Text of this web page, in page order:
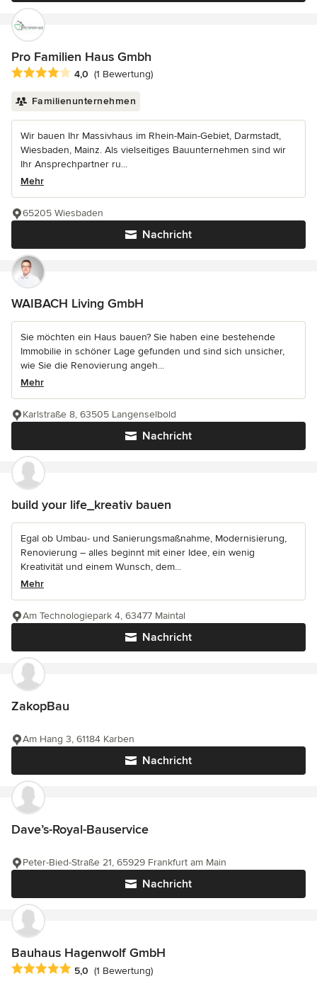
Pro Familien Haus Gmbh
Durchschnittliche Bewertung: 4 von 5 Sternen
4,0 (1 Bewertung)
Familienunternehmen
Wir bauen Ihr Massivhaus im Rhein-Main-Gebiet, Darmstadt,
Wiesbaden, Mainz. Als vielseitiges Bauunternehmen sind wir
Ihr Ansprechpartner ru...
Mehr
Nachricht
65205 Wiesbaden
WAIBACH Living GmbH
Sie möchten ein Haus bauen? Sie haben eine bestehende
Immobilie in schöner Lage gefunden und sind sich unsicher,
wie Sie die Renovierung angeh...
Mehr
Nachricht
Karlstraße 8, 63505 Langenselbold
build your life_kreativ bauen
Egal ob Umbau- und Sanierungsmaßnahme, Modernisierung,
Renovierung – alles beginnt mit einer Idee, ein wenig
Kreativität und einem Wunsch, dem...
Mehr
Nachricht
Am Technologiepark 4, 63477 Maintal
ZakopBau
Nachricht
Am Hang 3, 61184 Karben
Dave’s-Royal-Bauservice
Nachricht
Peter-Bied-Straße 21, 65929 Frankfurt am Main
Bauhaus Hagenwolf GmbH
Durchschnittliche Bewertung: 5 von 5 Sternen
5,0 (1 Bewertung)